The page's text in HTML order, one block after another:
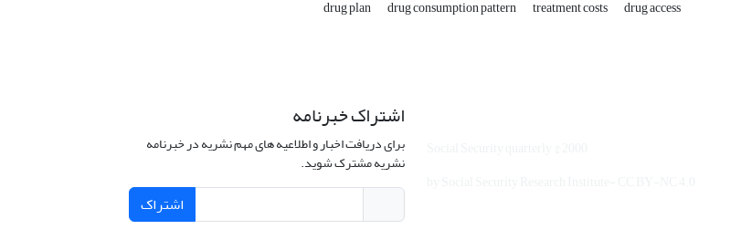
drug plan drug consumption pattern treatment costs drug access
اشتراک خبرنامه
برای دریافت اخبار و اطلاعیه های مهم نشریه در خبرنامه
نشریه مشترک شوید.
اشتراک